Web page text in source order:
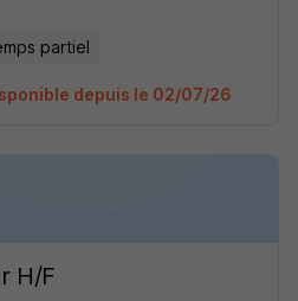
partiel
depuis le 02/07/26
H/F